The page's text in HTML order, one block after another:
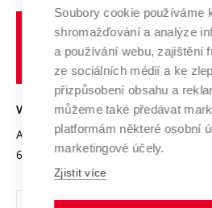
Výzkumné infrastruktury
Transfer znalostí
Open Science
Projekty
Projekty ze strukturálních fondů
Specifický výzkum
Spolupráce se školami
Služby univerzity
Mezinárodní dohody
Univerzitní sítě
Profil univerzity
Udržitelná univerzita
Podnikavá univerzita / ContriBUTe
Bezpečná univerzita
Vyznamenání
Organizační struktura
VYSOKÉ UČENÍ TECHNICKÉ V BRNĚ
Antonínská 548/1
602 00 Brno
www.vut.cz
vut@vutbr.cz
Soubory cookie používáme
shromažďování a analýze
a používání webu, zajištění
ze sociálních médií a ke
přizpůsobení obsahu a
můžeme také předávat
platformám některé osobní
marketingové účely.
Zjistit více